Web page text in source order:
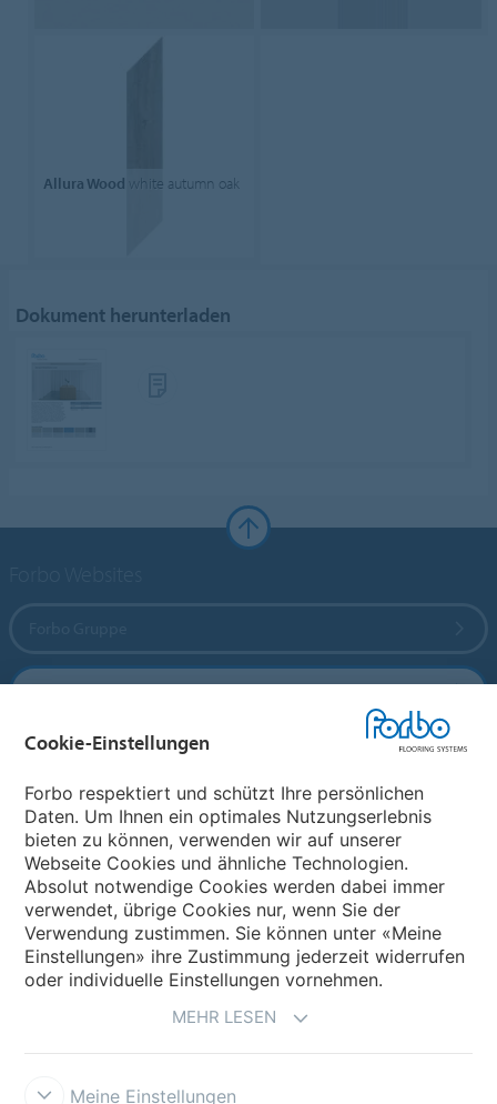
Allura Wood white autumn oak
Dokument herunterladen
Forbo Flooring Systems
Forbo Movement Systems
Land auswählen
Land auswählen
Cookie-Einstellungen
Forbo respektiert und schützt Ihre persönlichen
Daten. Um Ihnen ein optimales Nutzungserlebnis
bieten zu können, verwenden wir auf unserer
Webseite Cookies und ähnliche Technologien.
Absolut notwendige Cookies werden dabei immer
verwendet, übrige Cookies nur, wenn Sie der
Verwendung zustimmen. Sie können unter «Meine
Einstellungen» ihre Zustimmung jederzeit widerrufen
oder individuelle Einstellungen vornehmen.
MEHR LESEN
Meine Einstellungen